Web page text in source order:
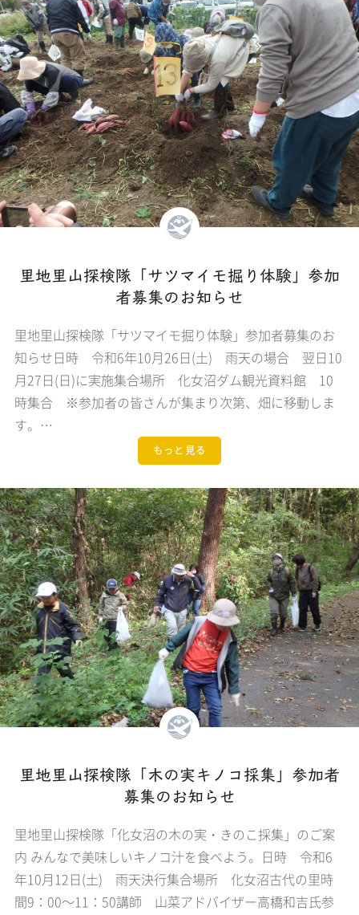
里地里山探検隊「サツマイモ掘り体験」参加
者募集のお知らせ
里地里山探検隊「サツマイモ掘り体験」参加者募集のお
知らせ日時 令和6年10月26日(土) 雨天の場合 翌日10
月27日(日)に実施集合場所 化女沼ダム観光資料館 10
時集合 ※参加者の皆さんが集まり次第、畑に移動しま
す。…
もっと見る
里地里山探検隊「木の実キノコ採集」参加者
募集のお知らせ
里地里山探検隊「化女沼の木の実・きのこ採集」のご案
内 みんなで美味しいキノコ汁を食べよう。日時 令和6
年10月12日(土) 雨天決行集合場所 化女沼古代の里時
間9：00～11：50講師 山菜アドバイザー高橋和吉氏参